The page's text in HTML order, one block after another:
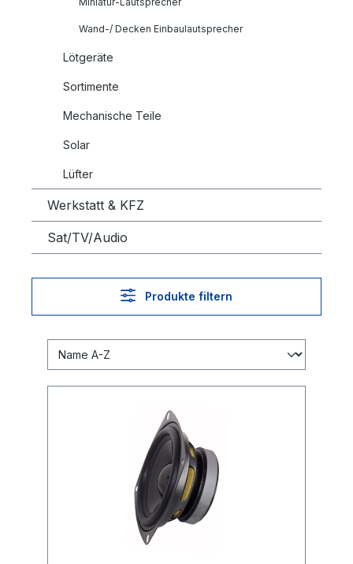
Wand-/ Decken Einbaulautsprecher
Lötgeräte
Sortimente
Mechanische Teile
Solar
Lüfter
Werkstatt & KFZ
Sat/TV/Audio
Produkte filtern